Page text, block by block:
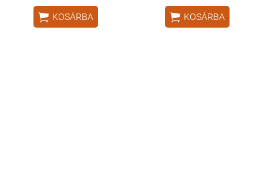
 KOSÁRBA  KOSÁRBA